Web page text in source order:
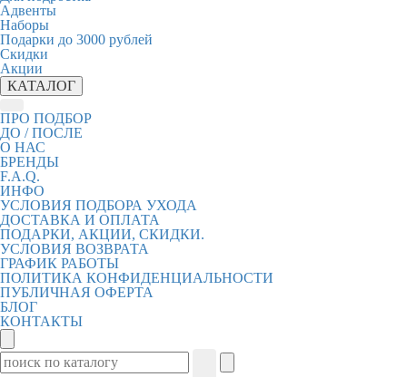
Адвенты
Наборы
Подарки до 3000 рублей
Скидки
Акции
КАТАЛОГ
ПРО ПОДБОР
ДО / ПОСЛЕ
О НАС
БРЕНДЫ
F.A.Q.
ИНФО
УСЛОВИЯ ПОДБОРА УХОДА
ДОСТАВКА И ОПЛАТА
ПОДАРКИ, АКЦИИ, СКИДКИ.
УСЛОВИЯ ВОЗВРАТА
ГРАФИК РАБОТЫ
ПОЛИТИКА КОНФИДЕНЦИАЛЬНОСТИ
ПУБЛИЧНАЯ ОФЕРТА
БЛОГ
КОНТАКТЫ